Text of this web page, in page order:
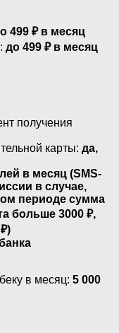
499 ₽ в месяц
до 499 ₽ в месяц
получения
карты: да,
в месяц (SMS-
в случае,
периоде сумма
больше 3000 ₽,
в месяц: 5 000